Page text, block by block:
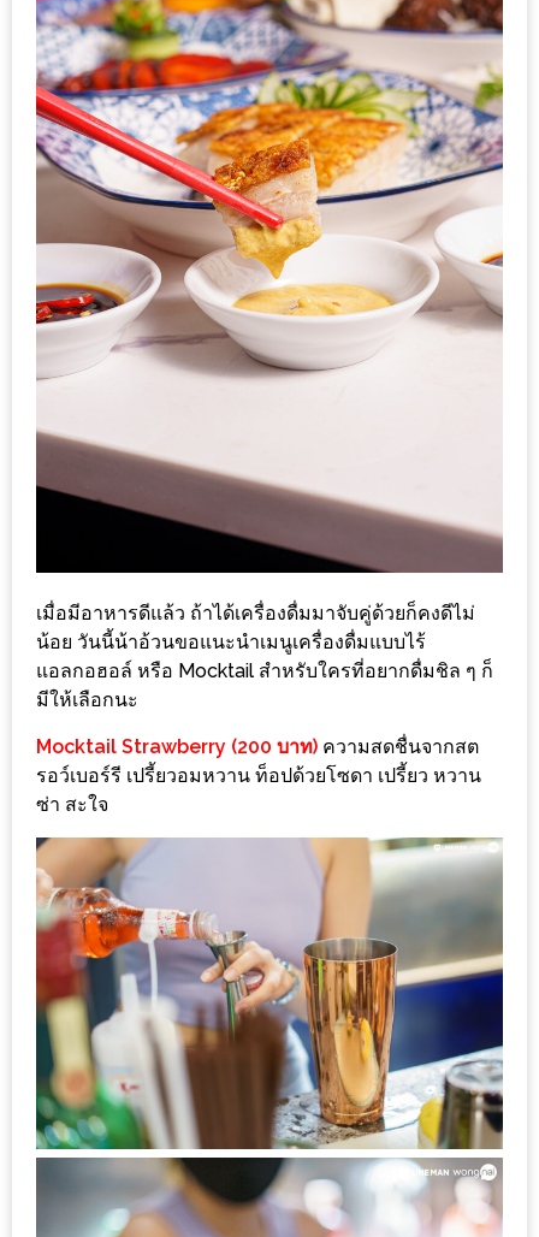
LEO
PRESENTS
PINGFAI
FESTIVAL
3
อาหาร
ญี่ปุ่น
ระดับ
พรีเมียม
พร้อม
เนื้อ
ดำ
บูต
ะ
ที่
AIKO
UP,
RAMA
3)
อาหาร
โดน
ภาพ
ใส
ปิ๊
งด้วย
HUAWEI
เมื่อมีอาหารดีแล้ว ถ้าได้เครื่องดื่มมาจับคู่ด้วยก็คงดีไม่
น้อย วันนี้น้าอ้วนขอแนะนำเมนูเครื่องดื่มแบบไร้
แอลกอฮอล์ หรือ Mocktail สำหรับใครที่อยากดื่มชิล ๆ ก็
มีให้เลือกนะ
Mocktail Strawberry (200 บาท) ความสดชื่นจากสต
รอว์เบอร์รี เปรี้ยวอมหวาน ท็อปด้วยโซดา เปรี้ยว หวาน
ซ่า สะใจ